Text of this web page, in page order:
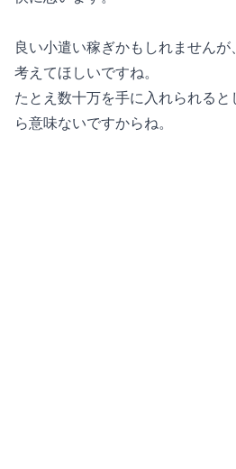
良い小遣い稼ぎかもしれませんが
考えてほしいですね。
たとえ数十万を手に入れられる
ら意味ないですからね。